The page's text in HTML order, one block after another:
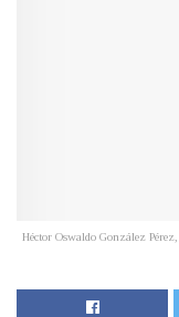
Héctor Oswaldo González